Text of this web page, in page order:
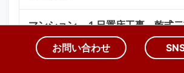
マンション １日置床工事 乾式二
府中市）
お問い合わせ